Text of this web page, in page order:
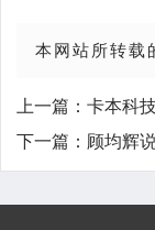
本网站所转载
上一篇： 卡本科
下一篇： 顾均辉